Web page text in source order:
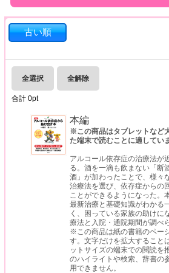
古い順
全選択 全解除
合計 0pt
本編
※この商品はタブレットなど
た端末で読むことに適してい
アルコール依存症の治療法が
る。酒を一滴も飲まない「断
酒」が加わったことで、様々
治療法を選び、依存症からの
ことができるようになった。
最新治療と基礎知識がわかる
く、困っている家族の助けに
療法と入院・通院期間が調べ
※この商品は紙の書籍のペー
す。文字だけを拡大すること
ットサイズの端末での閲読を
のハイライトや検索、辞書の
用できません。